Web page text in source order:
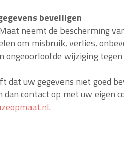
beveiligen
neemt de bescherming
om misbruik, verlies,
ongeoorloofde wijziging tegen
dat uw gegevens niet goed
contact op met uw eigen
.